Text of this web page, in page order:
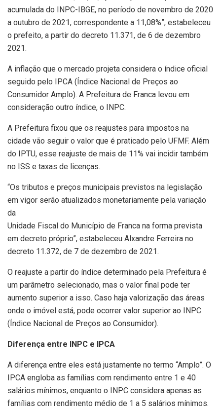
acumulada do INPC-IBGE, no período de novembro de 2020
a outubro de 2021, correspondente a 11,08%”, estabeleceu
o prefeito, a partir do decreto 11.371, de 6 de dezembro
2021.
A inflação que o mercado projeta considera o índice oficial
seguido pelo IPCA (Índice Nacional de Preços ao
Consumidor Amplo). A Prefeitura de Franca levou em
consideração outro índice, o INPC.
A Prefeitura fixou que os reajustes para impostos na
cidade vão seguir o valor que é praticado pelo UFMF. Além
do IPTU, esse reajuste de mais de 11% vai incidir também
no ISS e taxas de licenças.
“Os tributos e preços municipais previstos na legislação
em vigor serão atualizados monetariamente pela variação
da
Unidade Fiscal do Município de Franca na forma prevista
em decreto próprio”, estabeleceu Alxandre Ferreira no
decreto 11.372, de 7 de dezembro de 2021.
O reajuste a partir do índice determinado pela Prefeitura é
um parâmetro selecionado, mas o valor final pode ter
aumento superior a isso. Caso haja valorização das áreas
onde o imóvel está, pode ocorrer valor superior ao INPC
(Índice Nacional de Preços ao Consumidor).
Diferença entre INPC e IPCA
A diferença entre eles está justamente no termo “Amplo”. O
IPCA engloba as famílias com rendimento entre 1 e 40
salários mínimos, enquanto o INPC considera apenas as
famílias com rendimento médio de 1 a 5 salários mínimos.